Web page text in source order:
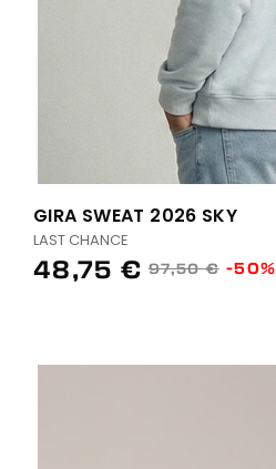
GIRA SWEAT 2026 SKY
LAST CHANCE
48,75 € 97,50 € -50%